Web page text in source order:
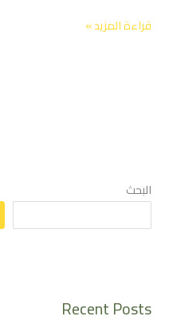
قراءة المزيد »
البحث
Recent Posts